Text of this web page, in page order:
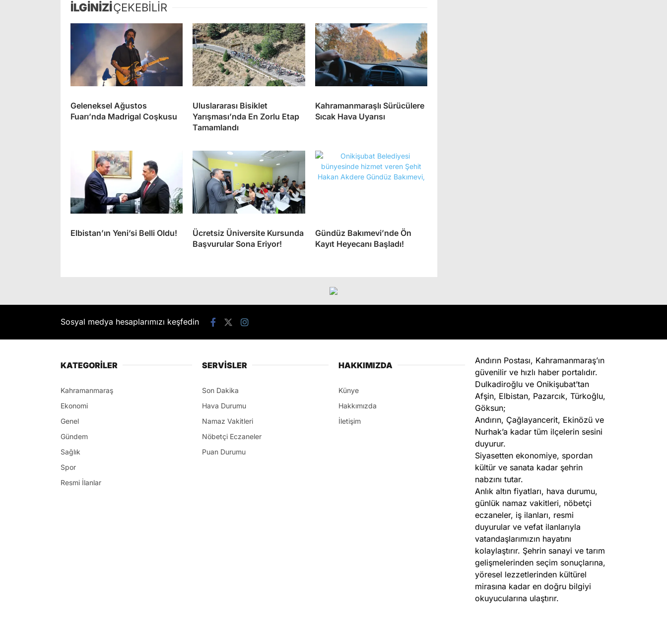
İLGİNİZİÇEKEBİLİR
Geleneksel Ağustos
Fuarı’nda Madrigal Coşkusu
Uluslararası Bisiklet
Yarışması’nda En Zorlu Etap
Tamamlandı
Kahramanmaraşlı Sürücülere
Sıcak Hava Uyarısı
Elbistan’ın Yeni’si Belli Oldu!
Ücretsiz Üniversite Kursunda
Başvurular Sona Eriyor!
Gündüz Bakımevi’nde Ön
Kayıt Heyecanı Başladı!
Sosyal medya hesaplarımızı keşfedin
KATEGORİLER
Kahramanmaraş
Ekonomi
Genel
Gündem
Sağlık
Spor
Resmi İlanlar
SERVİSLER
Son Dakika
Hava Durumu
Namaz Vakitleri
Nöbetçi Eczaneler
Puan Durumu
HAKKIMIZDA
Künye
Hakkımızda
İletişim
Andırın Postası, Kahramanmaraş’ın
güvenilir ve hızlı haber portalıdır.
Dulkadiroğlu ve Onikişubat’tan
Afşin, Elbistan, Pazarcık, Türkoğlu,
Göksun;
Andırın, Çağlayancerit, Ekinözü ve
Nurhak’a kadar tüm ilçelerin sesini
duyurur.
Siyasetten ekonomiye, spordan
kültür ve sanata kadar şehrin
nabzını tutar.
Anlık altın fiyatları, hava durumu,
günlük namaz vakitleri, nöbetçi
eczaneler, iş ilanları, resmi
duyurular ve vefat ilanlarıyla
vatandaşlarımızın hayatını
kolaylaştırır. Şehrin sanayi ve tarım
gelişmelerinden seçim sonuçlarına,
yöresel lezzetlerinden kültürel
mirasına kadar en doğru bilgiyi
okuyucularına ulaştırır.